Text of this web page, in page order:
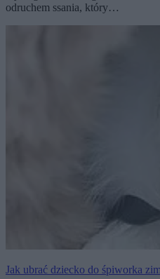
odruchem ssania, który…
Jak ubrać dziecko do śpiworka